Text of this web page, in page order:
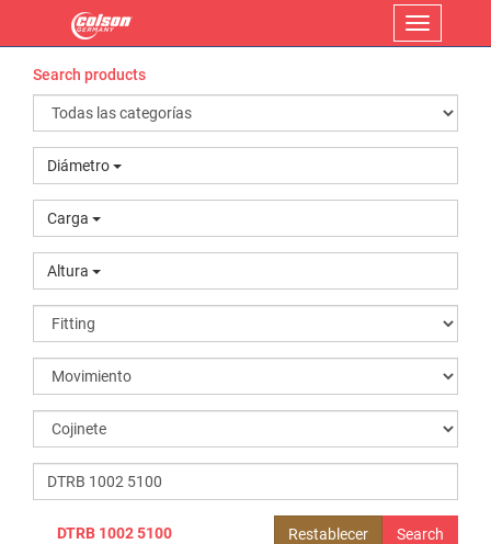
Menu
Search products
Diámetro
Carga
Altura
Restablecer
DTRB 1002 5100